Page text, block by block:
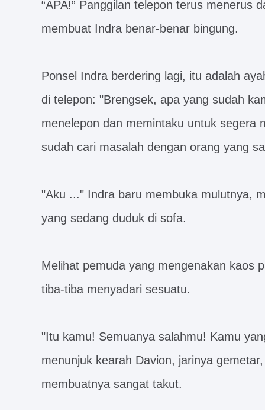
“APA!” Panggilan telepon terus menerus
membuat Indra benar-benar bingung.
Ponsel Indra berdering lagi, itu adalah
di telepon: "Brengsek, apa yang sudah
menelepon dan memintaku untuk segera
sudah cari masalah dengan orang yang
"Aku ..." Indra baru membuka mulutnya,
yang sedang duduk di sofa.
Melihat pemuda yang mengenakan kaos
tiba-tiba menyadari sesuatu.
"Itu kamu! Semuanya salahmu! Kamu
menunjuk kearah Davion, jarinya
membuatnya sangat takut.